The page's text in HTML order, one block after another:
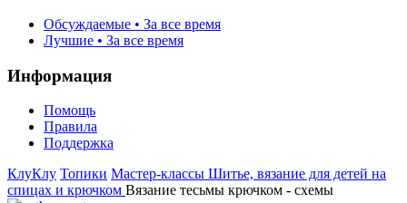
Обсуждаемые • За все время
Лучшие • За все время
Информация
Помощь
Правила
Поддержка
КлуКлу Топики Мастер-классы Шитье, вязание для детей на
спицах и крючком Вязание тесьмы крючком - схемы